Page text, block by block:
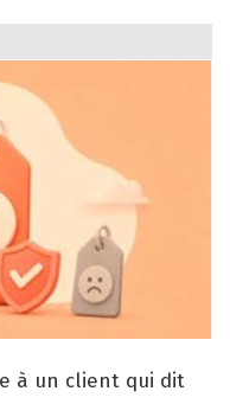
à un client qui dit